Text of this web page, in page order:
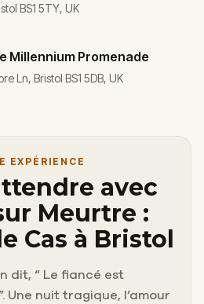
BS1 5TY, UK
Millennium Promenade
Ln, Bristol BS1 5DB, UK
EXPÉRIENCE
avec
Meurtre :
Cas à Bristol
dit, “ Le fiancé est
Une nuit tragique, l’amour